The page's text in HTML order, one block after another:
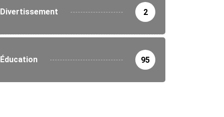
Divertissement 2
Éducation 95